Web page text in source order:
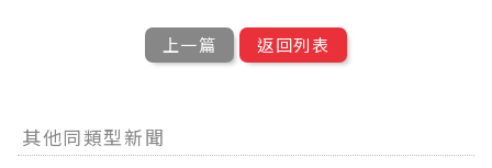
上一篇 返回列表
其他同類型新聞